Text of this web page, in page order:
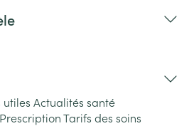
utiles Actualités santé
PrescriptionTarifs des soins